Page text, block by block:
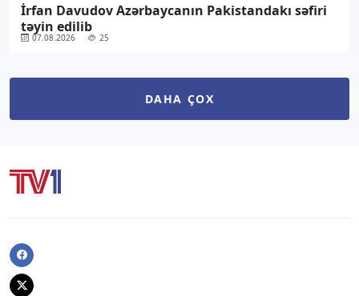
İrfan Davudov Azərbaycanın Pakistandakı səfiri
təyin edilib
07.08.2026 25
DAHA ÇOX
Facebook
Twitter